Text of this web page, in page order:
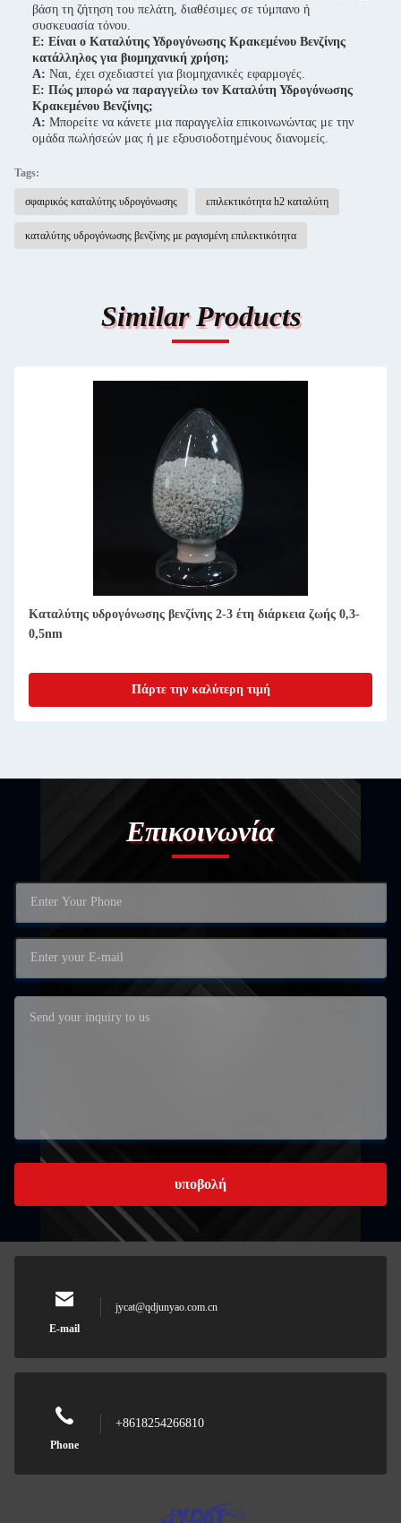
βάση τη ζήτηση του πελάτη, διαθέσιμες σε τύμπανο ή
συσκευασία τόνου.
Ε: Είναι ο Καταλύτης Υδρογόνωσης Κρακεμένου Βενζίνης
κατάλληλος για βιομηχανική χρήση;
Α: Ναι, έχει σχεδιαστεί για βιομηχανικές εφαρμογές.
Ε: Πώς μπορώ να παραγγείλω τον Καταλύτη Υδρογόνωσης
Κρακεμένου Βενζίνης;
Α: Μπορείτε να κάνετε μια παραγγελία επικοινωνώντας με την
ομάδα πωλήσεών μας ή με εξουσιοδοτημένους διανομείς.
Tags:
σφαιρικός καταλύτης υδρογόνωσης επιλεκτικότητα h2 καταλύτη
καταλύτης υδρογόνωσης βενζίνης με ραγισμένη επιλεκτικότητα
Similar Products
Καταλύτης υδρογόνωσης βενζίνης 2-3 έτη διάρκεια ζωής 0,3-
0,5nm
Πάρτε την καλύτερη τιμή
Επικοινωνία
υποβολή
E-mail
jycat@qdjunyao.com.cn
Phone
+8618254266810